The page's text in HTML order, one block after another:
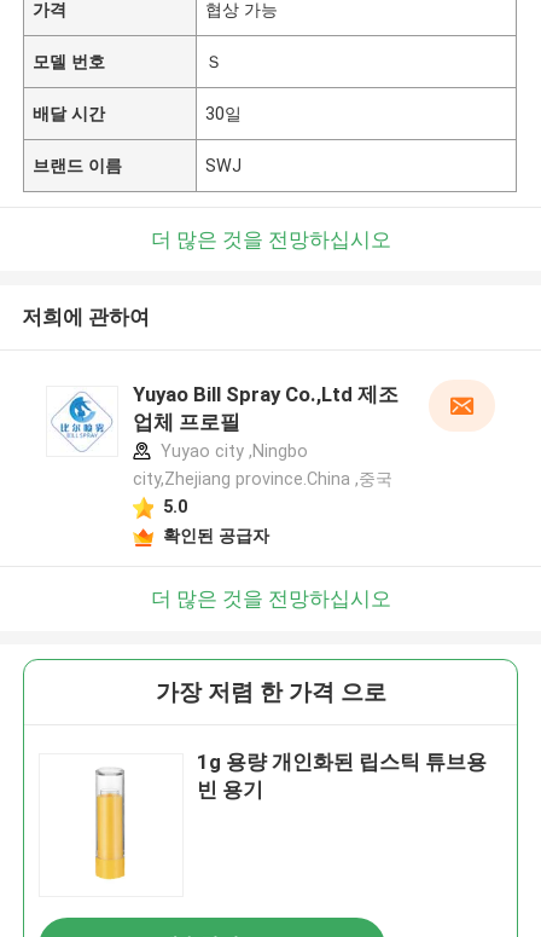
가격 협상 가능
모델 번호 Ｓ
배달 시간 30일
브랜드 이름 SWJ
더 많은 것을 전망하십시오
저희에 관하여
Yuyao Bill Spray Co.,Ltd 제조
업체 프로필
Yuyao city ,Ningbo
city,Zhejiang province.China ,중국
5.0
확인된 공급자
더 많은 것을 전망하십시오
가장 저렴 한 가격 으로
1g 용량 개인화된 립스틱 튜브용
빈 용기